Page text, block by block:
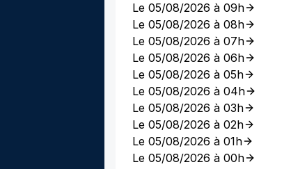
Le 05/08/2026 à 09h
Le 05/08/2026 à 08h
Le 05/08/2026 à 07h
Le 05/08/2026 à 06h
Le 05/08/2026 à 05h
Le 05/08/2026 à 04h
Le 05/08/2026 à 03h
Le 05/08/2026 à 02h
Le 05/08/2026 à 01h
Le 05/08/2026 à 00h